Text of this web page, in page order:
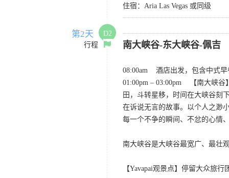
住宿：Aria Las Vegas 或同级
第2天
D2
行程
南大峡谷-东大峡谷-佩吉
08:00am 酒店出发，包含中式早
01:00pm – 03:00pm 【南大峡谷
田，斗转星移，时间在大峡谷刻
在诉说无言的故事。以个人之渺
每一个不争的瞬间、不忿的心情
南大峡谷是大峡谷最宽广、最壮
【Yavapai观景点】停留大众旅